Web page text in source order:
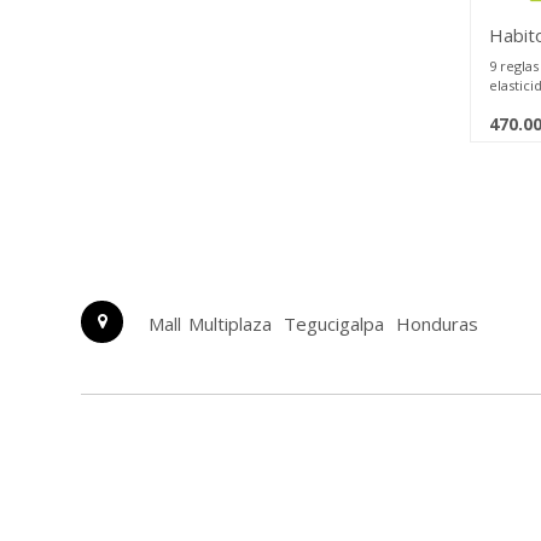
cuerpo
9
I.
II. No
III.
IV.
VI.
VII.
VIII.
470.00
Mall Multiplaza Tegucigalpa Honduras